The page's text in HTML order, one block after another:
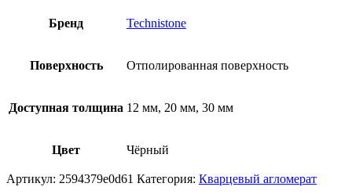
Бренд Technistone
Поверхность Отполированная поверхность
Доступная толщина 12 мм, 20 мм, 30 мм
Цвет Чёрный
Артикул: 2594379e0d61 Категория: Кварцевый агломерат